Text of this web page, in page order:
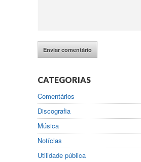
CATEGORIAS
Comentários
Discografia
Música
Notícias
Utilidade pública